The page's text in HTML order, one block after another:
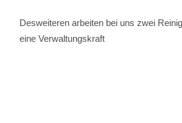
Desweiteren arbeiten bei uns zwei
eine Verwaltungskraft